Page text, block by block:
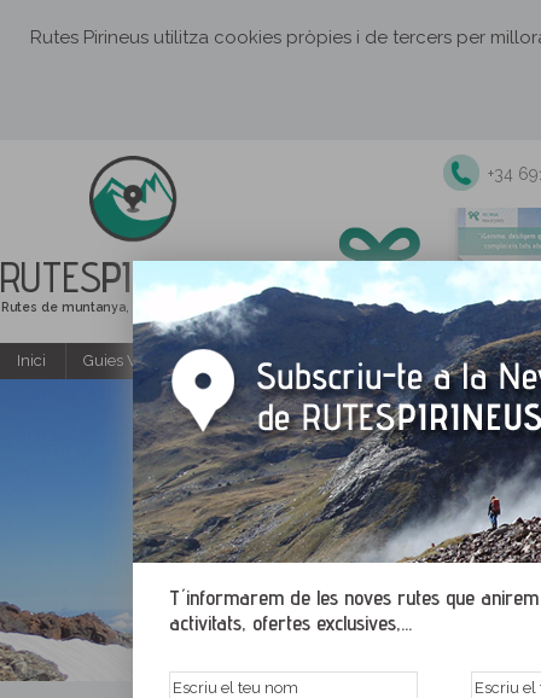
Rutes Pirineus utilitza cookies pròpies i de tercers per
RUTESPIRINEUS
Rutes de muntanya, senderisme i excursions
+34
T´informarem de les noves rutes que
activitats, ofertes exclusives,...
Inici Guies Web i PDF gratuïtes Excursions i activitats